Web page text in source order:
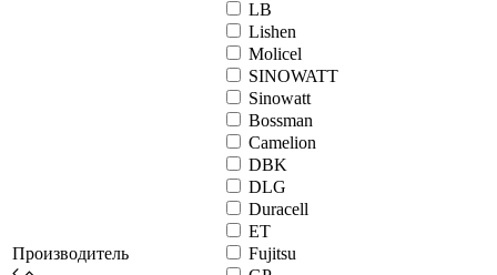
Производитель
LB
Lishen
Molicel
SINOWATT
Sinowatt
Bossman
Camelion
DBK
DLG
Duracell
ET
Fujitsu